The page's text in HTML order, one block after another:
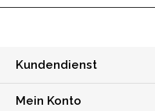
Kundendienst
Mein Konto